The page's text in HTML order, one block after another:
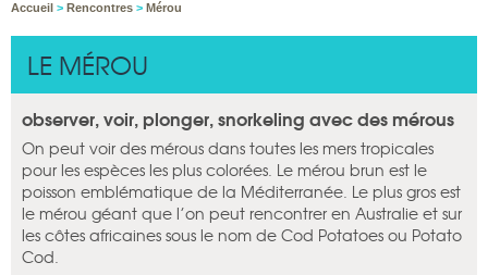
Accueil > Rencontres > Mérou
LE MÉROU
observer, voir, plonger, snorkeling avec des mérous
On peut voir des mérous dans toutes les mers tropicales
pour les espèces les plus colorées. Le mérou brun est le
poisson emblématique de la Méditerranée. Le plus gros est
le mérou géant que l’on peut rencontrer en Australie et sur
les côtes africaines sous le nom de Cod Potatoes ou Potato
Cod.